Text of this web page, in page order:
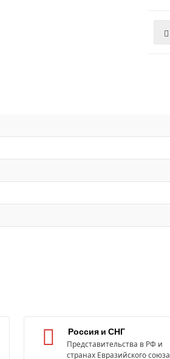
Россия и СНГ
Представительства в РФ и
странах Евразийского союза